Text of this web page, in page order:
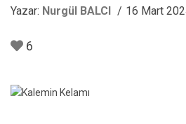
Yazar: Nurgül BALCI 16 Mart
6